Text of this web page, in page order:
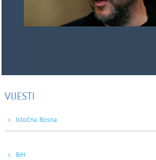
VIJESTI
Istočna Bosna
BiH